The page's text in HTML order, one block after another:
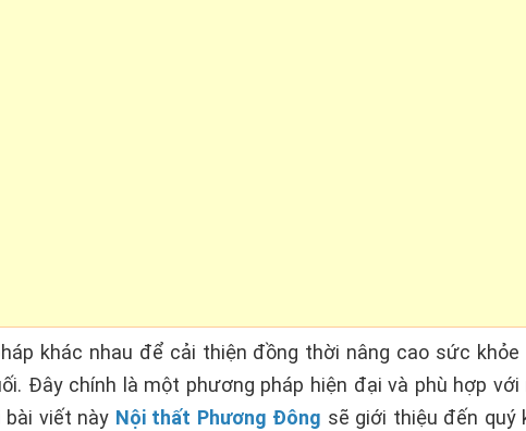
khác nhau để cải thiện đồng thời nâng cao sức
Đây chính là một phương pháp hiện đại và phù hợp
bài viết này Nội thất Phương Đông sẽ giới thiệu đến quý